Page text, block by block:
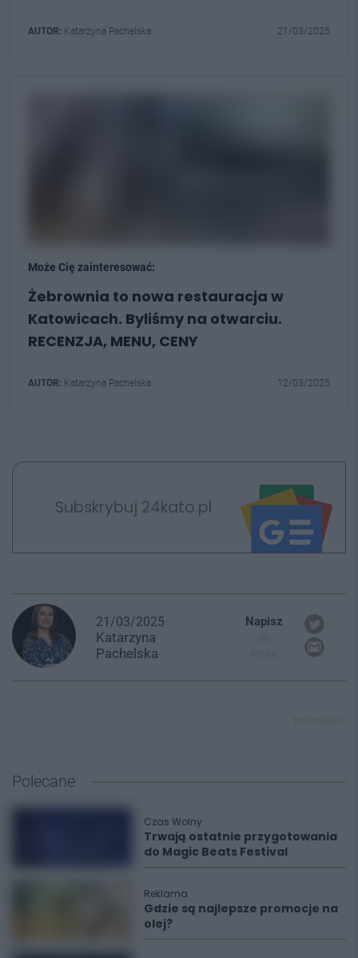
AUTOR: Katarzyna Pachelska 21/03/2025
Może Cię zainteresować:
Żebrownia to nowa restauracja w
Katowicach. Byliśmy na otwarciu.
RECENZJA, MENU, CENY
AUTOR: Katarzyna Pachelska 12/03/2025
Subskrybuj 24kato.pl
21/03/2025
Katarzyna
Pachelska
Napisz
Polecane
Czas Wolny
Trwają ostatnie przygotowania
do Magic Beats Festival
Reklama
Gdzie są najlepsze promocje na
olej?